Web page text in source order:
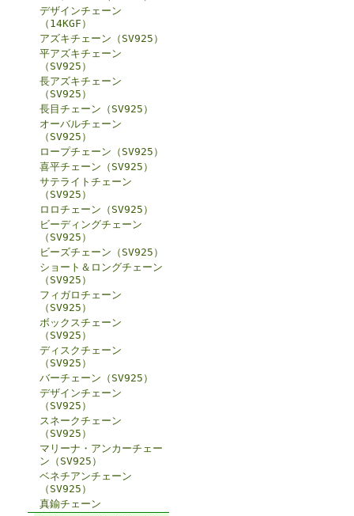
デザインチェーン
（14KGF）
アズキチェーン（SV925）
平アズキチェーン
（SV925）
長アズキチェーン
（SV925）
長目チェーン（SV925）
オーバルチェーン
（SV925）
ロープチェーン（SV925）
喜平チェーン（SV925）
サテライトチェーン
（SV925）
ロロチェーン（SV925）
ビーディングチェーン
（SV925）
ビーズチェーン（SV925）
ショート＆ロングチェーン
（SV925）
フィガロチェーン
（SV925）
ボックスチェーン
（SV925）
ディスクチェーン
（SV925）
バーチェーン（SV925）
デザインチェーン
（SV925）
スネークチェーン
（SV925）
マリーナ・アンカーチェー
ン（SV925）
ベネチアンチェーン
（SV925）
真鍮チェーン